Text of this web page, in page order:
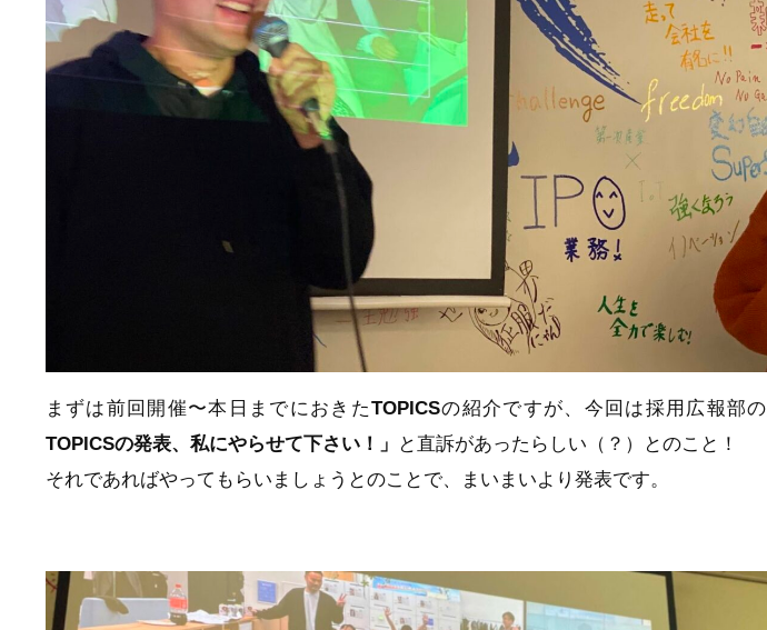
まずは前回開催〜本日までにおきたTOPICSの紹介ですが、今回は採用広報部の
TOPICSの発表、私にやらせて下さい！」
と直訴があったらしい（？）とのこと！
それであればやってもらいましょうとのことで、まいまいより発表です。